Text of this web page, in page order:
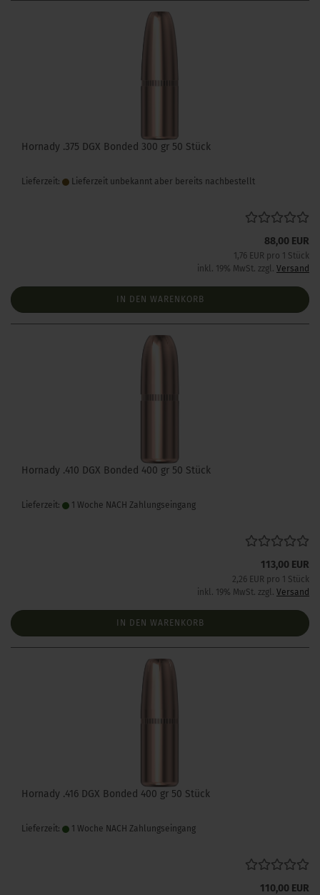
Hornady .375 DGX Bonded 300 gr 50 Stück
Lieferzeit: Lieferzeit unbekannt aber bereits nachbestellt
88,00 EUR
1,76 EUR pro 1 Stück
inkl. 19% MwSt. zzgl. Versand
IN DEN WARENKORB
Hornady .410 DGX Bonded 400 gr 50 Stück
Lieferzeit: 1 Woche NACH Zahlungseingang
113,00 EUR
2,26 EUR pro 1 Stück
inkl. 19% MwSt. zzgl. Versand
IN DEN WARENKORB
Hornady .416 DGX Bonded 400 gr 50 Stück
Lieferzeit: 1 Woche NACH Zahlungseingang
110,00 EUR